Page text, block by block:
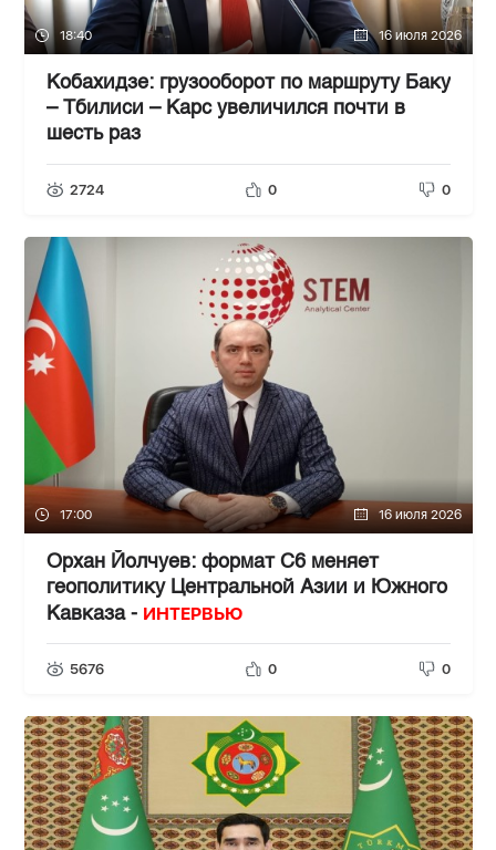
18:40 16 июля 2026
Кобахидзе: грузооборот по маршруту Баку
– Тбилиси – Карс увеличился почти в
шесть раз
2724 0 0
17:00 16 июля 2026
Орхан Йолчуев: формат C6 меняет
геополитику Центральной Азии и Южного
Кавказа - ИНТЕРВЬЮ
5676 0 0